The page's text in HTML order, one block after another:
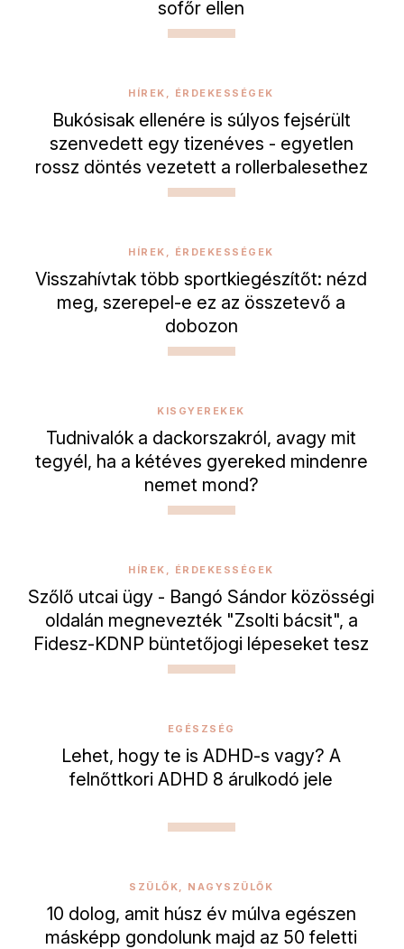
sofőr ellen
HÍREK, ÉRDEKESSÉGEK
Bukósisak ellenére is súlyos fejsérült
szenvedett egy tizenéves - egyetlen
rossz döntés vezetett a rollerbalesethez
HÍREK, ÉRDEKESSÉGEK
Visszahívtak több sportkiegészítőt: nézd
meg, szerepel-e ez az összetevő a
dobozon
KISGYEREKEK
Tudnivalók a dackorszakról, avagy mit
tegyél, ha a kétéves gyereked mindenre
nemet mond?
HÍREK, ÉRDEKESSÉGEK
Szőlő utcai ügy - Bangó Sándor közösségi
oldalán megnevezték "Zsolti bácsit", a
Fidesz-KDNP büntetőjogi lépeseket tesz
EGÉSZSÉG
Lehet, hogy te is ADHD-s vagy? A
felnőttkori ADHD 8 árulkodó jele
SZÜLŐK, NAGYSZÜLŐK
10 dolog, amit húsz év múlva egészen
másképp gondolunk majd az 50 feletti